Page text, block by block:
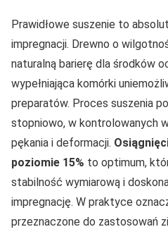
Prawidłowe suszenie to
impregnacji. Drewno o
naturalną barierę dla środków
wypełniająca komórki
preparatów. Proces suszenia
stopniowo, w kontrolowanych
pękania i deformacji.
poziomie 15% to optimum,
stabilność wymiarową i
impregnację. W praktyce
przeznaczone do zastosowań